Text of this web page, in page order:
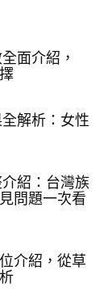
面介紹，
解析：女性
紹：台灣族
問題一次看
介紹，從草